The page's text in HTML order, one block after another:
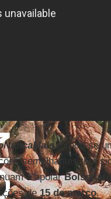
tornou-se
semelhantes têm
a apoiar
de15 de março.